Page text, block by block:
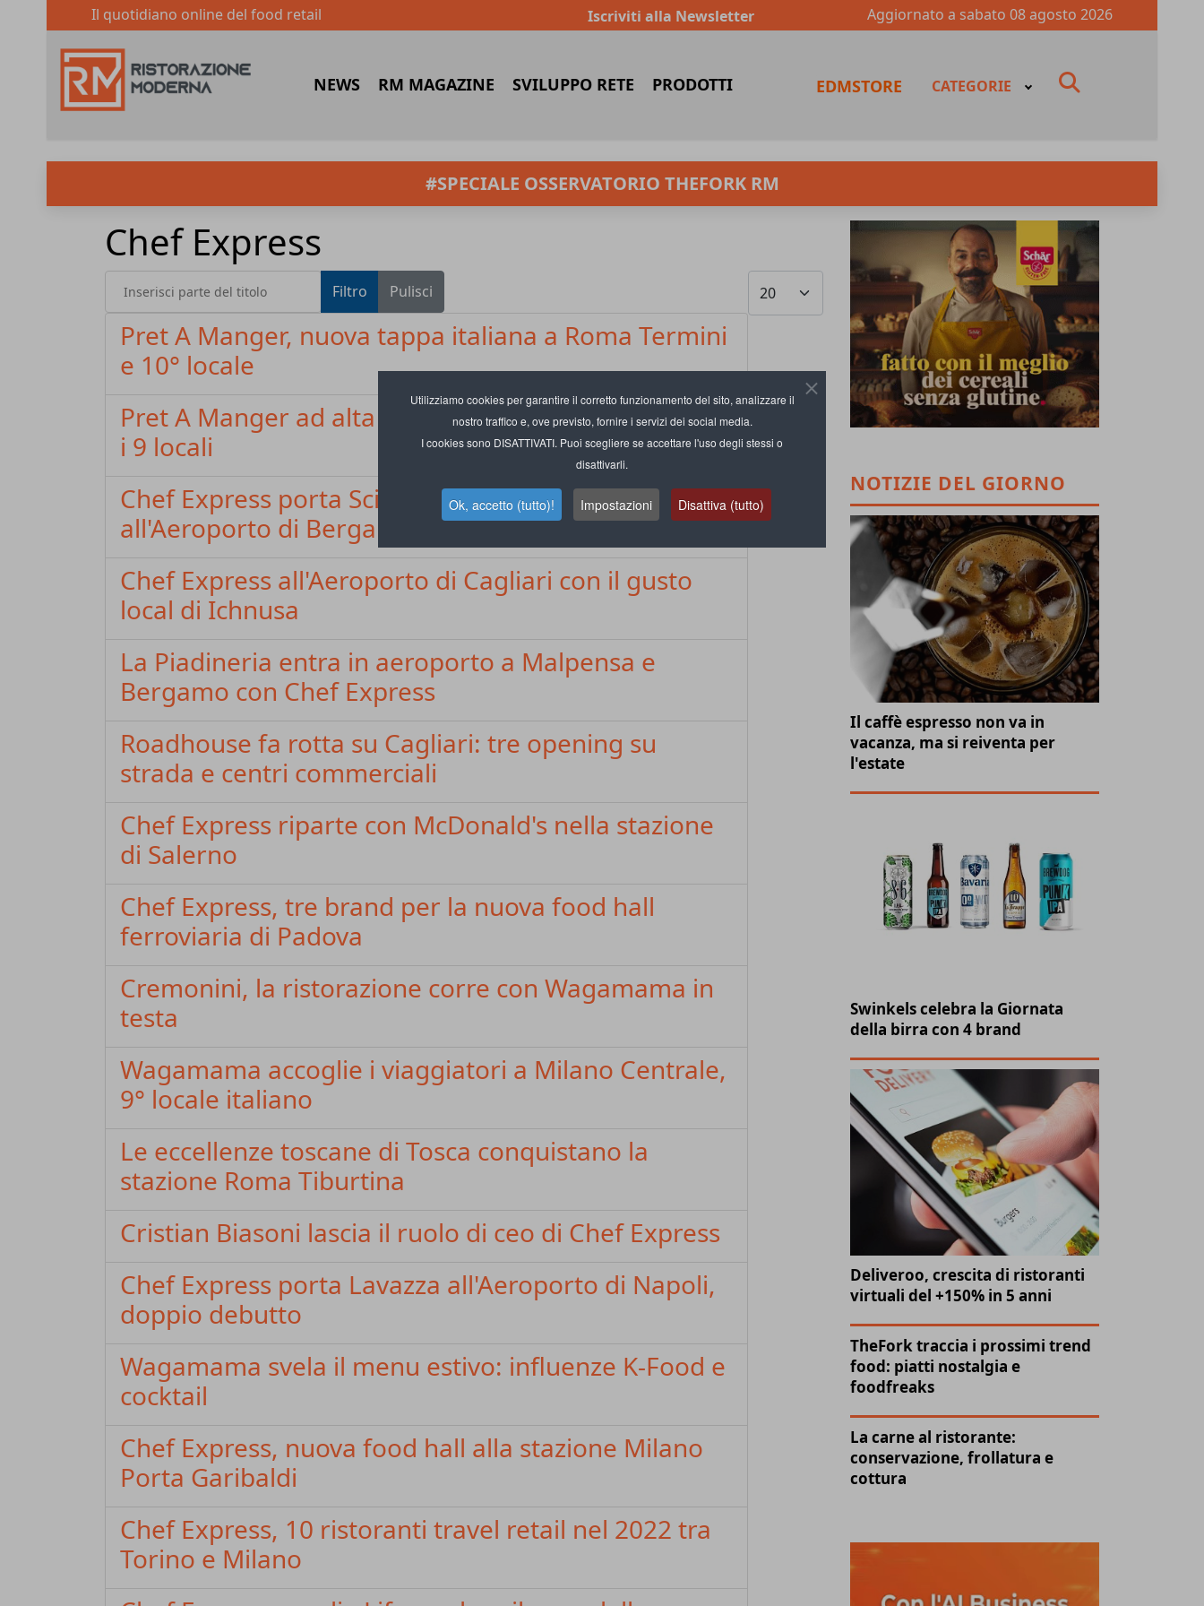
Utilizziamo cookies per garantire il corretto funzionamento del sito, analizzare il
nostro traffico e, ove previsto, fornire i servizi dei social media.
I cookies sono DISATTIVATI. Puoi scegliere se accettare l'uso degli stessi o
disattivarli.
Ok, accetto (tutto)! Impostazioni Disattiva (tutto)
Il quotidiano online del food retail Iscriviti alla Newsletter Aggiornato a sabato 08 agosto 2026
NEWS RM MAGAZINE SVILUPPO RETE PRODOTTI EDMSTORE CATEGORIE
#SPECIALE OSSERVATORIO THEFORK RM
Chef Express
Inserisci parte del titolo Filtro Pulisci Visualizza #
Pret A Manger, nuova tappa italiana a Roma Termini
e 10° locale
Pret A Manger ad alta velocità: a Bologna raggiunge
i 9 locali
Chef Express porta Scirocco Street Food Lab
all'Aeroporto di Bergamo
Chef Express all'Aeroporto di Cagliari con il gusto
local di Ichnusa
La Piadineria entra in aeroporto a Malpensa e
Bergamo con Chef Express
Roadhouse fa rotta su Cagliari: tre opening su
strada e centri commerciali
Chef Express riparte con McDonald's nella stazione
di Salerno
Chef Express, tre brand per la nuova food hall
ferroviaria di Padova
Cremonini, la ristorazione corre con Wagamama in
testa
Wagamama accoglie i viaggiatori a Milano Centrale,
9° locale italiano
Le eccellenze toscane di Tosca conquistano la
stazione Roma Tiburtina
Cristian Biasoni lascia il ruolo di ceo di Chef Express
Chef Express porta Lavazza all'Aeroporto di Napoli,
doppio debutto
Wagamama svela il menu estivo: influenze K-Food e
cocktail
Chef Express, nuova food hall alla stazione Milano
Porta Garibaldi
Chef Express, 10 ristoranti travel retail nel 2022 tra
Torino e Milano
NOTIZIE DEL GIORNO
Il caffè espresso non va in
vacanza, ma si reiventa per
l'estate
Swinkels celebra la Giornata
della birra con 4 brand
Deliveroo, crescita di ristoranti
virtuali del +150% in 5 anni
TheFork traccia i prossimi trend
food: piatti nostalgia e
foodfreaks
La carne al ristorante:
conservazione, frollatura e
cottura